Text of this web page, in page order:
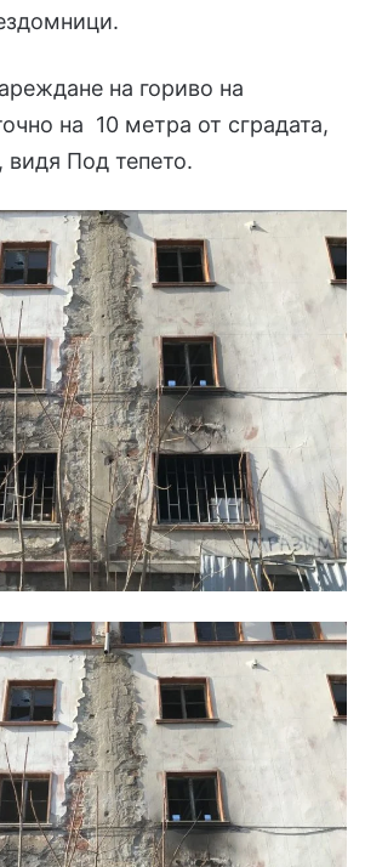
на гориво на
на 10 метра от сградата,
видя Под тепето.